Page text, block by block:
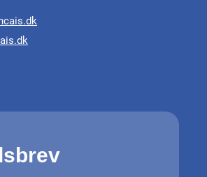
prix vient d’être lancée !
envoyez vos candidatures